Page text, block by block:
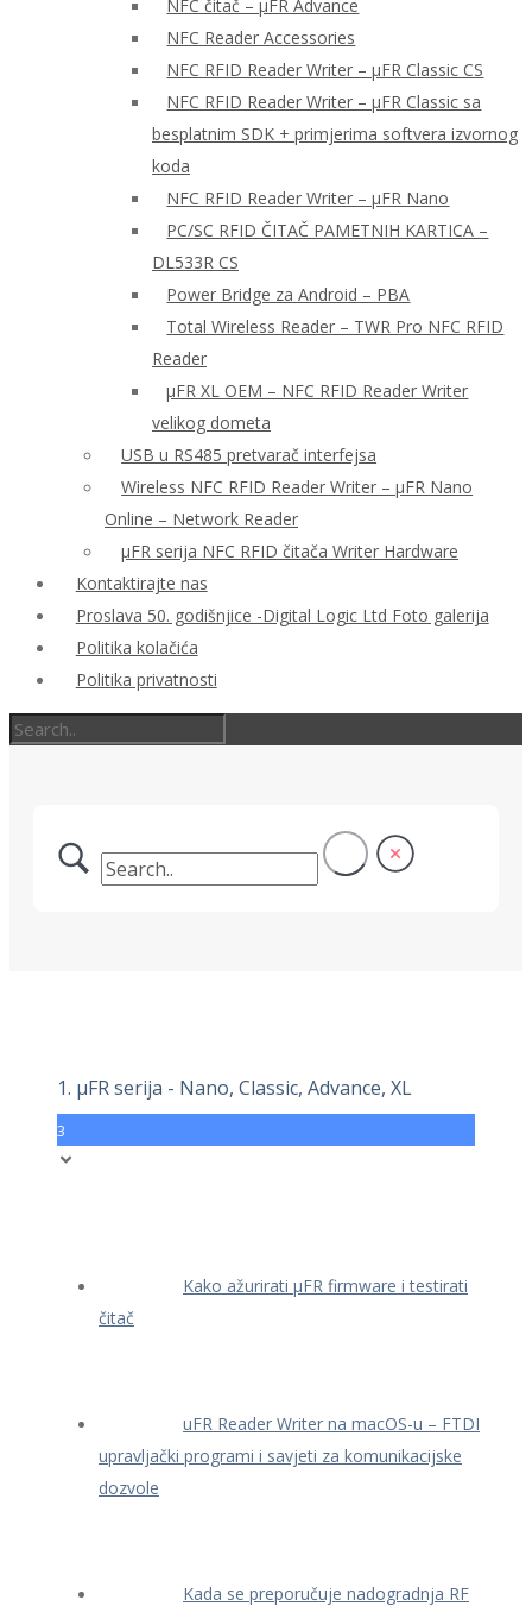
NFC čitač – μFR Advance
NFC Reader Accessories
NFC RFID Reader Writer – μFR Classic CS
NFC RFID Reader Writer – μFR Classic sa
besplatnim SDK + primjerima softvera izvornog
koda
NFC RFID Reader Writer – μFR Nano
PC/SC RFID ČITAČ PAMETNIH KARTICA –
DL533R CS
Power Bridge za Android – PBA
Total Wireless Reader – TWR Pro NFC RFID
Reader
µFR XL OEM – NFC RFID Reader Writer
velikog dometa
USB u RS485 pretvarač interfejsa
Wireless NFC RFID Reader Writer – μFR Nano
Online – Network Reader
μFR serija NFC RFID čitača Writer Hardware
Kontaktirajte nas
Proslava 50. godišnjice -Digital Logic Ltd Foto galerija
Politika kolačića
Politika privatnosti
1. μFR serija - Nano, Classic, Advance, XL
3
Kako ažurirati μFR firmware i testirati
čitač
uFR Reader Writer na macOS-u – FTDI
upravljački programi i savjeti za komunikacijske
dozvole
Kada se preporučuje nadogradnja RF